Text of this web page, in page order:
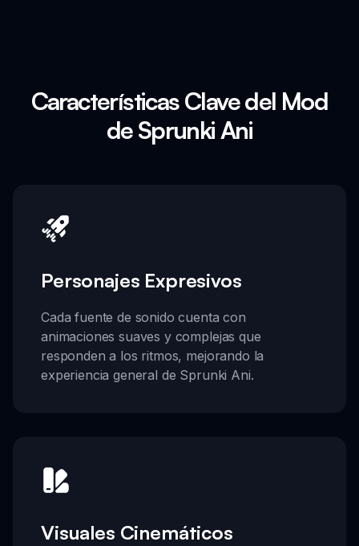
Características Clave del Mod
de Sprunki Ani
Personajes Expresivos
Cada fuente de sonido cuenta con
animaciones suaves y complejas que
responden a los ritmos, mejorando la
experiencia general de Sprunki Ani.
Visuales Cinemáticos